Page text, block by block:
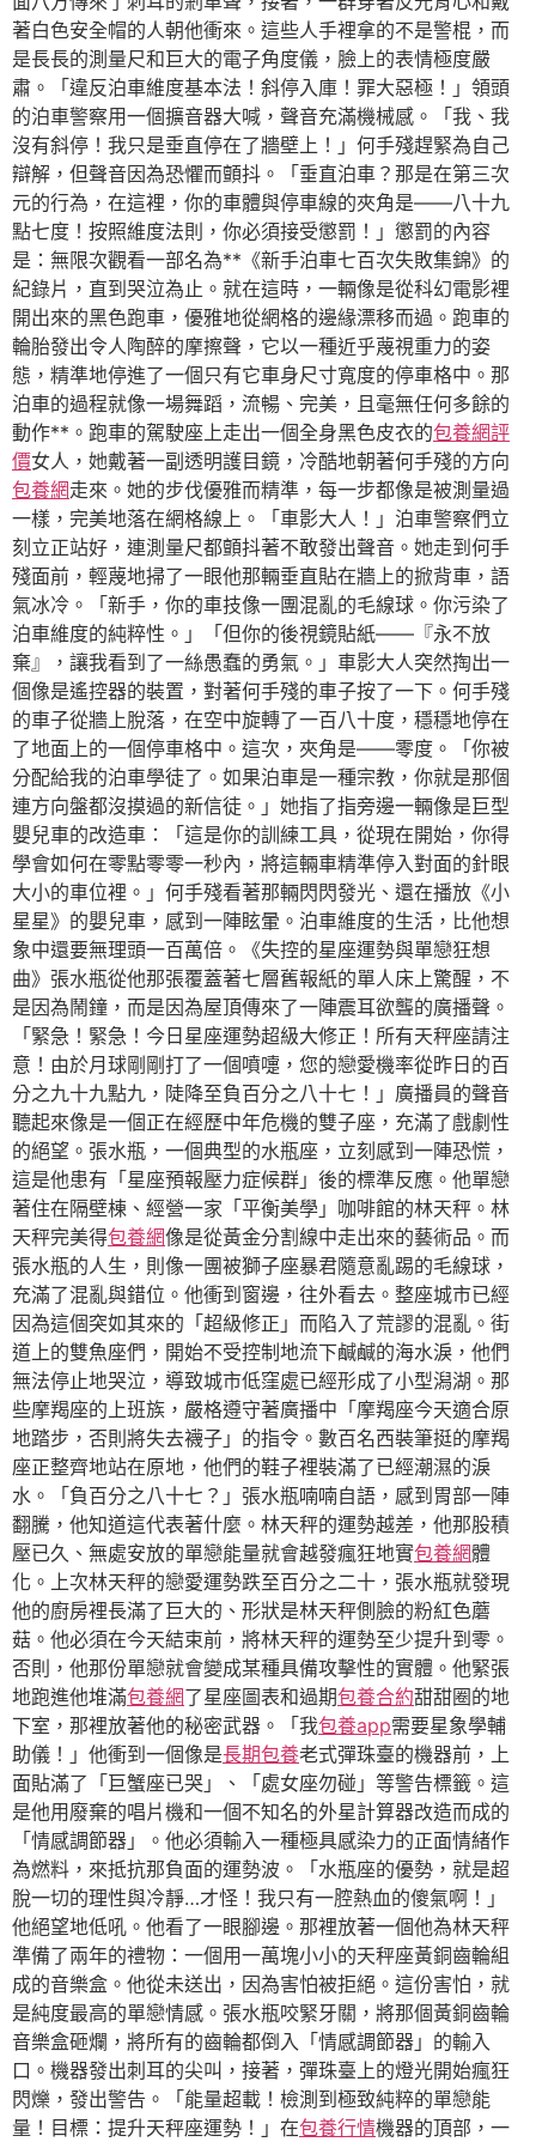
著白色安全帽的人朝他衝來。這些人手裡拿的不是警棍，而
是長長的測量尺和巨大的電子角度儀，臉上的表情極度嚴
肅。「違反泊車維度基本法！斜停入庫！罪大惡極！」領頭
的泊車警察用一個擴音器大喊，聲音充滿機械感。「我、我
沒有斜停！我只是垂直停在了牆壁上！」何手殘趕緊為自己
辯解，但聲音因為恐懼而顫抖。「垂直泊車？那是在第三次
元的行為，在這裡，你的車體與停車線的夾角是——八十九
點七度！按照維度法則，你必須接受懲罰！」懲罰的內容
是：無限次觀看一部名為**《新手泊車七百次失敗集錦》的
紀錄片，直到哭泣為止。就在這時，一輛像是從科幻電影裡
開出來的黑色跑車，優雅地從網格的邊緣漂移而過。跑車的
輪胎發出令人陶醉的摩擦聲，它以一種近乎蔑視重力的姿
態，精準地停進了一個只有它車身尺寸寬度的停車格中。那
泊車的過程就像一場舞蹈，流暢、完美，且毫無任何多餘的
動作**。跑車的駕駛座上走出一個全身黑色皮衣的包養網評
價女人，她戴著一副透明護目鏡，冷酷地朝著何手殘的方向
包養網走來。她的步伐優雅而精準，每一步都像是被測量過
一樣，完美地落在網格線上。「車影大人！」泊車警察們立
刻立正站好，連測量尺都顫抖著不敢發出聲音。她走到何手
殘面前，輕蔑地掃了一眼他那輛垂直貼在牆上的掀背車，語
氣冰冷。「新手，你的車技像一團混亂的毛線球。你污染了
泊車維度的純粹性。」「但你的後視鏡貼紙——『永不放
棄』，讓我看到了一絲愚蠢的勇氣。」車影大人突然掏出一
個像是遙控器的裝置，對著何手殘的車子按了一下。何手殘
的車子從牆上脫落，在空中旋轉了一百八十度，穩穩地停在
了地面上的一個停車格中。這次，夾角是——零度。「你被
分配給我的泊車學徒了。如果泊車是一種宗教，你就是那個
連方向盤都沒摸過的新信徒。」她指了指旁邊一輛像是巨型
嬰兒車的改造車：「這是你的訓練工具，從現在開始，你得
學會如何在零點零零一秒內，將這輛車精準停入對面的針眼
大小的車位裡。」何手殘看著那輛閃閃發光、還在播放《小
星星》的嬰兒車，感到一陣眩暈。泊車維度的生活，比他想
象中還要無理頭一百萬倍。《失控的星座運勢與單戀狂想
曲》張水瓶從他那張覆蓋著七層舊報紙的單人床上驚醒，不
是因為鬧鐘，而是因為屋頂傳來了一陣震耳欲聾的廣播聲。
「緊急！緊急！今日星座運勢超級大修正！所有天秤座請注
意！由於月球剛剛打了一個噴嚏，您的戀愛機率從昨日的百
分之九十九點九，陡降至負百分之八十七！」廣播員的聲音
聽起來像是一個正在經歷中年危機的雙子座，充滿了戲劇性
的絕望。張水瓶，一個典型的水瓶座，立刻感到一陣恐慌，
這是他患有「星座預報壓力症候群」後的標準反應。他單戀
著住在隔壁棟、經營一家「平衡美學」咖啡館的林天秤。林
天秤完美得包養網像是從黃金分割線中走出來的藝術品。而
張水瓶的人生，則像一團被獅子座暴君隨意亂踢的毛線球，
充滿了混亂與錯位。他衝到窗邊，往外看去。整座城市已經
因為這個突如其來的「超級修正」而陷入了荒謬的混亂。街
道上的雙魚座們，開始不受控制地流下鹹鹹的海水淚，他們
無法停止地哭泣，導致城市低窪處已經形成了小型潟湖。那
些摩羯座的上班族，嚴格遵守著廣播中「摩羯座今天適合原
地踏步，否則將失去襪子」的指令。數百名西裝筆挺的摩羯
座正整齊地站在原地，他們的鞋子裡裝滿了已經潮濕的淚
水。「負百分之八十七？」張水瓶喃喃自語，感到胃部一陣
翻騰，他知道這代表著什麼。林天秤的運勢越差，他那股積
壓已久、無處安放的單戀能量就會越發瘋狂地實包養網體
化。上次林天秤的戀愛運勢跌至百分之二十，張水瓶就發現
他的廚房裡長滿了巨大的、形狀是林天秤側臉的粉紅色蘑
菇。他必須在今天結束前，將林天秤的運勢至少提升到零。
否則，他那份單戀就會變成某種具備攻擊性的實體。他緊張
地跑進他堆滿包養網了星座圖表和過期包養合約甜甜圈的地
下室，那裡放著他的秘密武器。「我包養app需要星象學輔
助儀！」他衝到一個像是長期包養老式彈珠臺的機器前，上
面貼滿了「巨蟹座已哭」、「處女座勿碰」等警告標籤。這
是他用廢棄的唱片機和一個不知名的外星計算器改造而成的
「情感調節器」。他必須輸入一種極具感染力的正面情緒作
為燃料，來抵抗那負面的運勢波。「水瓶座的優勢，就是超
脫一切的理性與冷靜…才怪！我只有一腔熱血的傻氣啊！」
他絕望地低吼。他看了一眼腳邊。那裡放著一個他為林天秤
準備了兩年的禮物：一個用一萬塊小小的天秤座黃銅齒輪組
成的音樂盒。他從未送出，因為害怕被拒絕。這份害怕，就
是純度最高的單戀情感。張水瓶咬緊牙關，將那個黃銅齒輪
音樂盒砸爛，將所有的齒輪都倒入「情感調節器」的輸入
口。機器發出刺耳的尖叫，接著，彈珠臺上的燈光開始瘋狂
閃爍，發出警告。「能量超載！檢測到極致純粹的單戀能
量！目標：提升天秤座運勢！」在包養行情機器的頂部，一